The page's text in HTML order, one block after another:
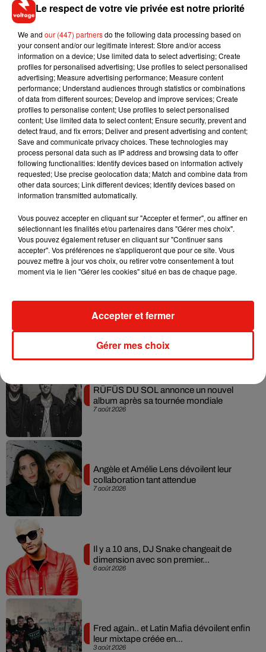
Trop hate d’écouter vos reprises/covers de «Plus Tard» ! On
relayera nos préférés sur insta une fois par semaine !
Envoyez par mail a plustardcover@gmail.com votre video et
votre insta ! (Essayer d’envoyer la vidéo en mp4 directement
dans le mail pour éviter les wetransfer etc) On essaie de
donner des coup de pouce a de jeunes artistes comme on
peut �x�
Une publication partagée parBigflo & Oli(@bigfloetoli) le7 Nov. 2018 à 9 :40 PST
En attendant de connaître les jeunes talents sélectionnés les
deux rappeurs, on les retrouve à l’affiche du dessin-animé
Pomme & Oignonsur la chaîne Cartoon Network. Une
expérience dans la comédie qui leur a donné des envies
Après une brève apparition
dans Alad’2, Florian et Olivio veulent désormais réaliser leur
propre film : « Ona été contacté par le cinéma, on a reçu
deux ou trois scénarios déjà.Mais, nous, on a notre projet de
faire notre propre film.On est en discussion avec des
producteurs… (…).C’est sûr qu’on fera un film, c’est sûr qu’il y
7 août 2026
RÜFÜS DU SOL annonce un nouvel
album après sa tournée mondiale
7 août 2026
Angèle et Amélie Lens dévoilent leur
collaboration tant attendue
6 août 2026
Il y a 10 ans, DJ Snake changeait de
dimension avec son premier...
3 août 2026
Fred again.. et Latin Mafia dévoilent enfin
leur mixtape créée en...
Le respect de votre vie privée est notre priorité
We and our (447) partnersdo the following data processing based on
your consent and/or our legitimate interest: Store and/or access
information on a device; Use limited data to select advertising; Create
profiles for personalised advertising; Use profiles to select personalised
advertising; Measure advertising performance; Measure content
performance; Understand audiences through statistics or combinations
of data from different sources; Develop and improve services; Create
profiles to personalise content; Use profiles to select personalised
content; Use limited data to select content; Ensure security, prevent and
detect fraud, and fix errors; Deliver and present advertising and content;
Save and communicate privacy choices. These technologies may
process personal data such as IP address and browsing data to offer
following functionalities: Identify devices based on information actively
requested; Use precise geolocation data; Match and combine data from
other data sources; Link different devices; Identify devices based on
information transmitted automatically.
Vous pouvez accepter en cliquant sur "Accepter et fermer", ou affiner en
sélectionnant les finalités et/ou partenaires dans "Gérer mes choix".
Vous pouvez également refuser en cliquant sur "Continuer sans
accepter". Vos préférences ne s'appliqueront que pour ce site. Vous
pouvez mettre à jour vos choix, ou retirer votre consentement à tout
moment via le lien "Gérer les cookies" situé en bas de chaque page.
Gérer mes choix
Accepter et fermer